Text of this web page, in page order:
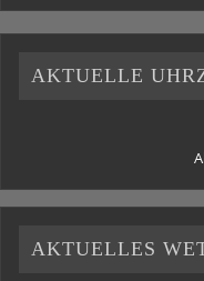
AKTUELLE
AKTUELLES